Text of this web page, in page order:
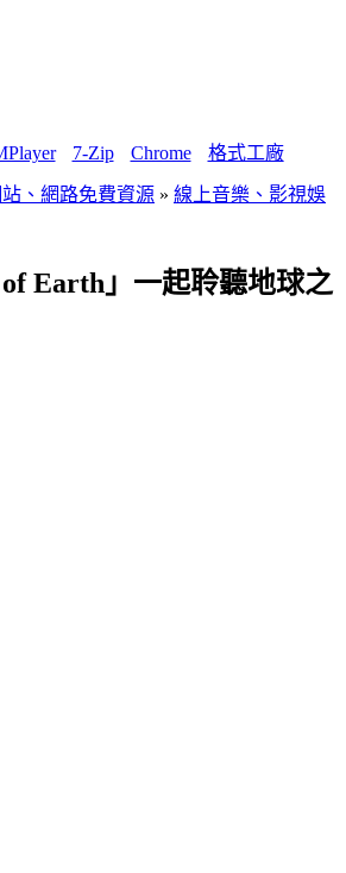
7-Zip Chrome 格式工廠
、網路免費資源 » 線上音樂、影視娛
of Earth」一起聆聽地球之